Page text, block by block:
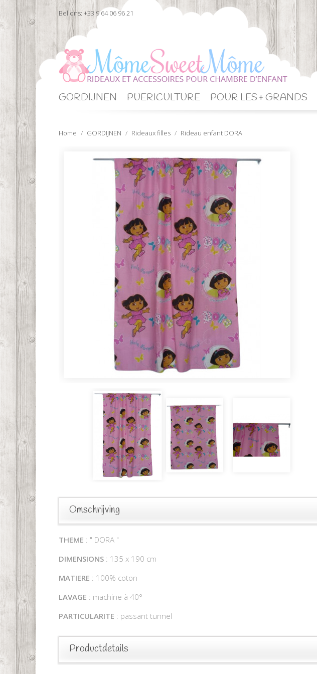
Bel ons: +33 9 64 06 96 21
GORDIJNEN PUERICULTURE POUR LES + GRANDS
Home GORDIJNEN Rideaux filles Rideau enfant DORA
Omschrijving
THEME : " DORA "
DIMENSIONS : 135 x 190 cm
MATIERE : 100% coton
LAVAGE : machine à 40°
PARTICULARITE : passant tunnel
Productdetails